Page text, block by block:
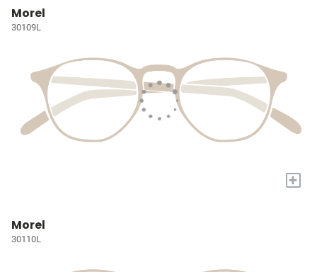
Morel
30109L
+
Morel
30110L